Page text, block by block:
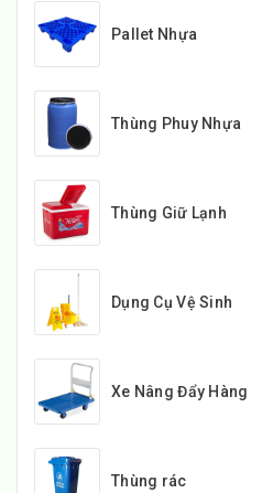
Pallet Nhựa
Thùng Phuy Nhựa
Thùng Giữ Lạnh
Dụng Cụ Vệ Sinh
Xe Nâng Đẩy Hàng
Thùng rác